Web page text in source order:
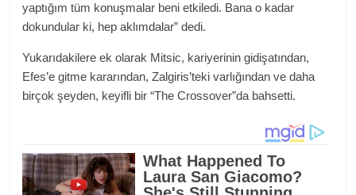
yaptığım tüm konuşmalar beni etkiledi. Bana o kadar
dokundular ki, hep aklımdalar” dedi.
Yukarıdakilere ek olarak Mitsic, kariyerinin gidişatından,
Efes’e gitme kararından, Zalgiris’teki varlığından ve daha
birçok şeyden, keyifli bir “The Crossover”da bahsetti.